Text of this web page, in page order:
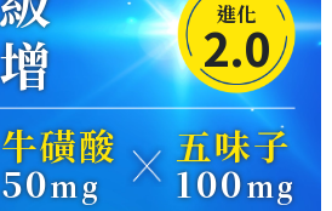
進化
2.0
牛磺酸
50mg
五味子
100mg